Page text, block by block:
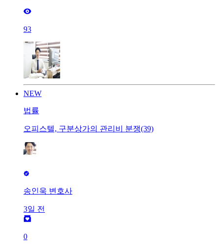
93
NEW
법률
오피스텔, 구분상가의 관리비 분쟁(39)
송인욱 변호사
3일 전
0